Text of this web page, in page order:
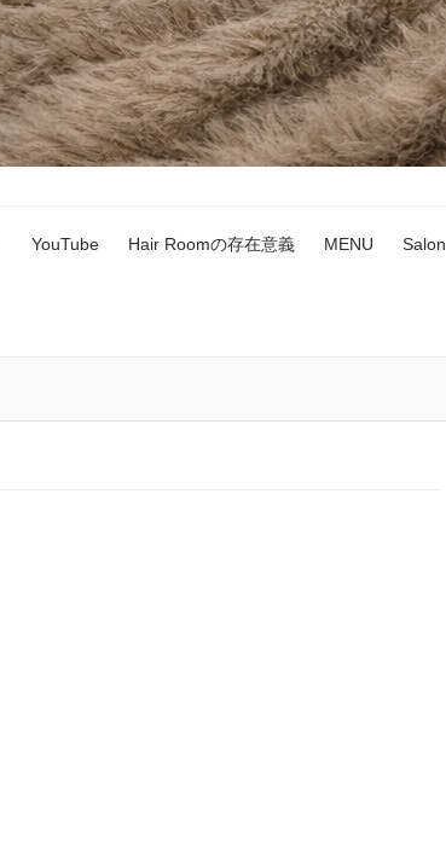
YouTube Hair Roomの存在意義 MENU Salon